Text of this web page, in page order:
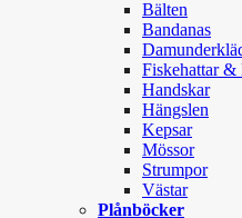
Bälten
Bandanas
Fiskehattar &
Handskar
Hängslen
Kepsar
Mössor
Strumpor
Västar
Plånböcker